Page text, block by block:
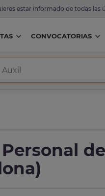
estar informado de todas
CONVOCATORIAS